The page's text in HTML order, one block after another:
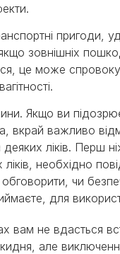
пригоди,
зовнішніх
це може
Якщо ви
вкрай важливо
ліків. Перш
необхідно
чи
для
вам не вдасться
але